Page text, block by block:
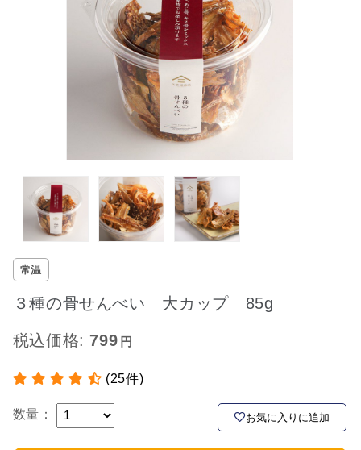
常温
３種の骨せんべい 大カップ 85g
税込価格: 799
(25件)
数量： お気に入りに追加